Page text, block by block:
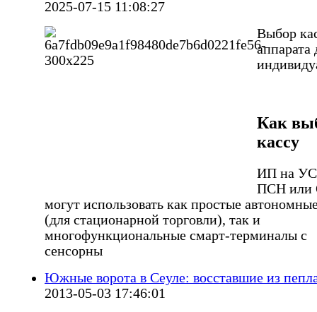
2025-07-15 11:08:27
Выбор
аппарата
Как
кассу
ИП на
ПСН или
могут использовать как простые
(для стационарной торговли), так и
многофункциональные смарт-терминалы с
сенсорны
Южные ворота в Сеуле: восставшие из
2013-05-03 17:46:01